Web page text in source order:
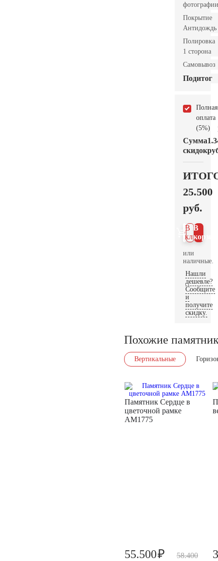
фотографии
Покрытие
Антидождь
Полировка
1 сторона
Самовывоз
Подитог
Полная
оплата
(5%)
Сумма
скидок
25.500
руб.
В
В 1
клик
или
наличные.
Нашли
дешевле?
Сообщите
и
получите
скидку.
Похожие
Вертикальные
Памятник Сердце в
цветочной рамке
AM1775
58.400
55.500₽